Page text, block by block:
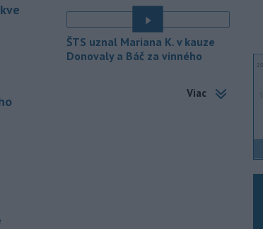
nákladného vlaku s osobným
motorovým vozidlom.
19:29 - Úrady v severovýchodnej
rieky ho našli rybári so známkami
ŠTS uznal Mariana K. v kauze
Donovaly a Báč za vinného
Viac